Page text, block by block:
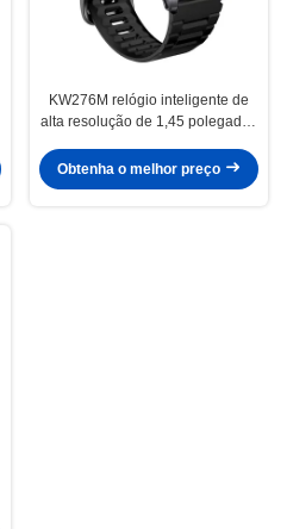
KW276M relógio inteligente de
alta resolução de 1,45 polegadas
Obtenha o melhor preço